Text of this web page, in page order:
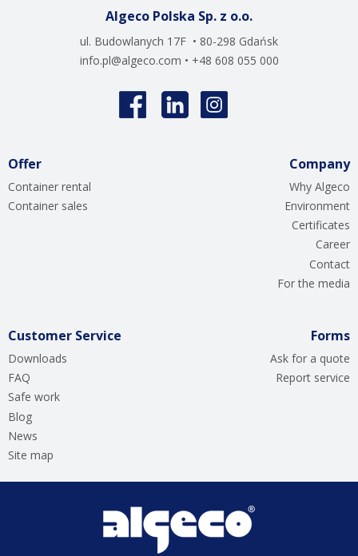
Algeco Polska Sp. z o.o.
ul. Budowlanych 17F • 80-298 Gdańsk
info.pl@algeco.com • +48 608 055 000
Offer
Container rental
Container sales
Company
Why Algeco
Environment
Certificates
Career
Contact
For the media
Customer Service
Downloads
FAQ
Safe work
Blog
News
Site map
Forms
Ask for a quote
Report service